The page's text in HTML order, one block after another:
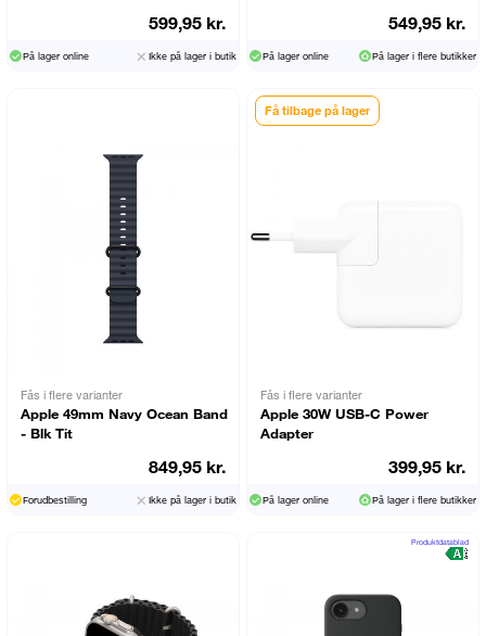
599,95 kr.
På lager online Ikke på lager i butik
549,95 kr.
På lager online På lager i flere butikker
Fås i flere varianter
Apple 49mm Navy Ocean Band
- Blk Tit
849,95 kr.
Forudbestilling Ikke på lager i butik
Få tilbage på lager
Fås i flere varianter
Apple 30W USB-C Power
Adapter
399,95 kr.
På lager online På lager i flere butikker
Produktdatablad